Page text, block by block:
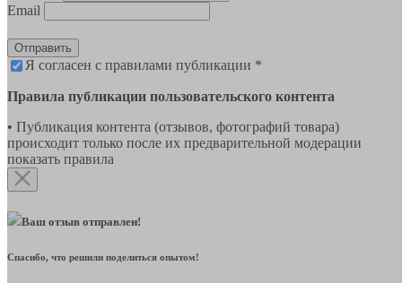
Email
Отправить
Я согласен с правилами публикации *
Правила публикации пользовательского контента
• Публикация контента (отзывов, фотографий товара)
происходит только после их предварительной модерации
показать правила
Ваш отзыв отправлен!
Спасибо, что решили поделиться опытом!